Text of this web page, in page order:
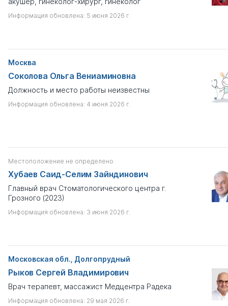
Информация обновлена: 5 июня 2026 г.
Москва
Соколова Ольга Вениаминовна
Должность и место работы неизвестны
Информация обновлена: 4 июня 2026 г.
Местоположение не определено
Хубаев Саид-Селим Зайндинович
Главный врач Стоматологического центра г.
Грозного (2023)
Информация обновлена: 3 июня 2026 г.
Московская обл., Долгопрудный
Рыков Сергей Владимирович
Врач терапевт, массажист Медцентра Радека
Информация обновлена: 29 мая 2026 г.